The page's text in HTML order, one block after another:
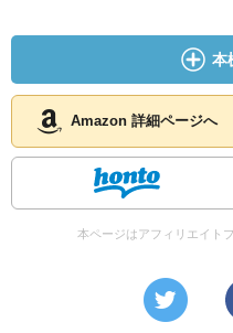
本
Amazon 詳細ページへ
本ページはアフィリエイト